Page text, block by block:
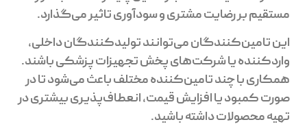
مستقیم بر رضایت مشتری و سودآوری تاثیر می‌گذارد.
این تامین‌کنندگان می‌توانند تولیدکنندگان داخلی،
واردکننده یا شرکت‌های پخش تجهیزات پزشکی باشند.
همکاری با چند تامین‌کننده مختلف باعث می‌شود تا در
صورت کمبود یا افزایش قیمت، انعطاف‌پذیری بیشتری در
تهیه محصولات داشته باشید.